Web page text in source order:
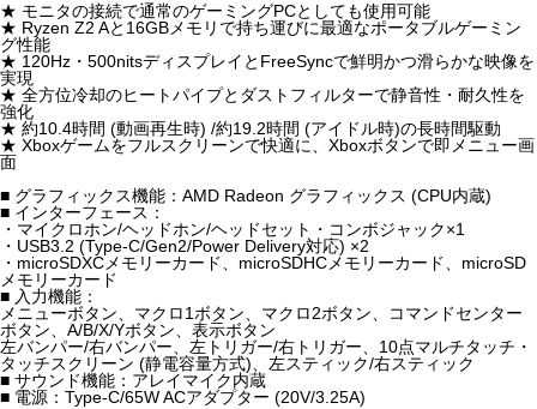
★ モニタの接続で通常のゲーミングPCとしても使用可能
★ Ryzen Z2 Aと16GBメモリで持ち運びに最適なポータブルゲーミン
グ性能
★ 120Hz・500nitsディスプレイとFreeSyncで鮮明かつ滑らかな映像を
実現
★ 全方位冷却のヒートパイプとダストフィルターで静音性・耐久性を
強化
★ 約10.4時間 (動画再生時) /約19.2時間 (アイドル時)の長時間駆動
★ Xboxゲームをフルスクリーンで快適に、Xboxボタンで即メニュー画
面
■ グラフィックス機能：AMD Radeon グラフィックス (CPU内蔵)
■ インターフェース：
・マイクロホン/ヘッドホン/ヘッドセット・コンボジャック×1
・USB3.2 (Type-C/Gen2/Power Delivery対応) ×2
・microSDXCメモリーカード、microSDHCメモリーカード、microSD
メモリーカード
■ 入力機能：
メニューボタン、マクロ1ボタン、マクロ2ボタン、コマンドセンター
ボタン、A/B/X/Yボタン、表示ボタン
左バンパー/右バンパー、左トリガー/右トリガー、10点マルチタッチ・
タッチスクリーン (静電容量方式)、左スティック/右スティック
■ サウンド機能：アレイマイク内蔵
■ 電源：Type-C/65W ACアダプター (20V/3.25A)